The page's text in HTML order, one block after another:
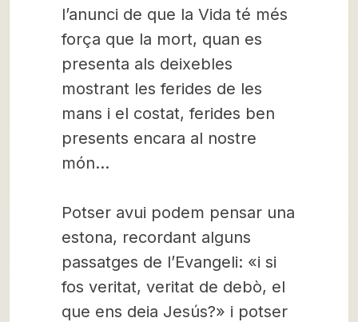
l’anunci de que la Vida té més
força que la mort, quan es
presenta als deixebles
mostrant les ferides de les
mans i el costat, ferides ben
presents encara al nostre
món…
Potser avui podem pensar una
estona, recordant alguns
passatges de l’Evangeli: «i si
fos veritat, veritat de debò, el
que ens deia Jesús?» i potser